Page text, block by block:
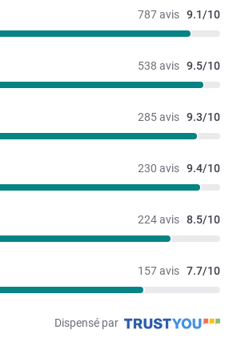
787 avis 9.1/10
538 avis 9.5/10
285 avis 9.3/10
230 avis 9.4/10
224 avis 8.5/10
157 avis 7.7/10
Dispensé par